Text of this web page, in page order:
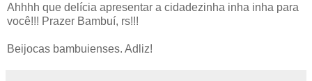
Ahhhh que delícia apresentar a cidadezinha inha inha para
você!!! Prazer Bambuí, rs!!!
Beijocas bambuienses. Adliz!